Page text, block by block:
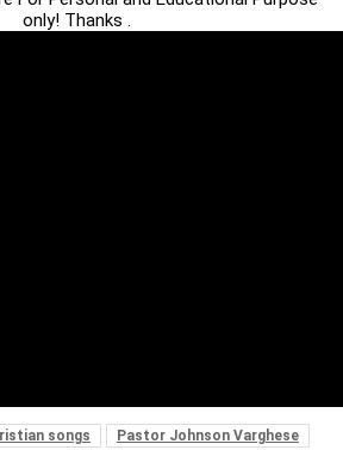
only! Thanks .
songs Pastor Johnson Varghese